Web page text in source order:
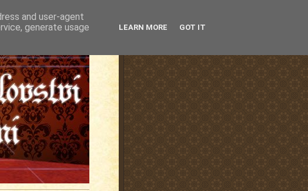
and user-agent
generate usage
LEARN MORE GOT IT